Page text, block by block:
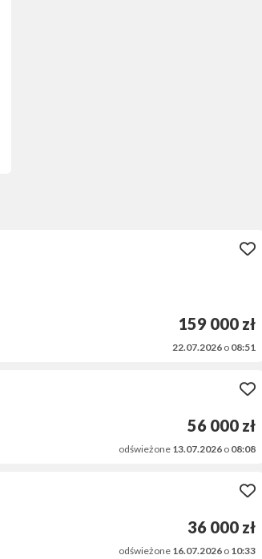
159 000 zł
22.07.2026 o 08:51
56 000 zł
odświeżone 13.07.2026 o 08:08
36 000 zł
odświeżone 16.07.2026 o 10:33